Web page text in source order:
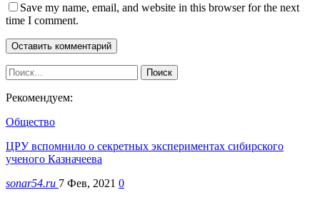
Save my name, email, and website in this browser for the next
time I comment.
Рекомендуем:
Общество
ЦРУ вспомнило о секретных экспериментах сибирского
ученого Казначеева
sonar54.ru 7 Фев, 2021 0